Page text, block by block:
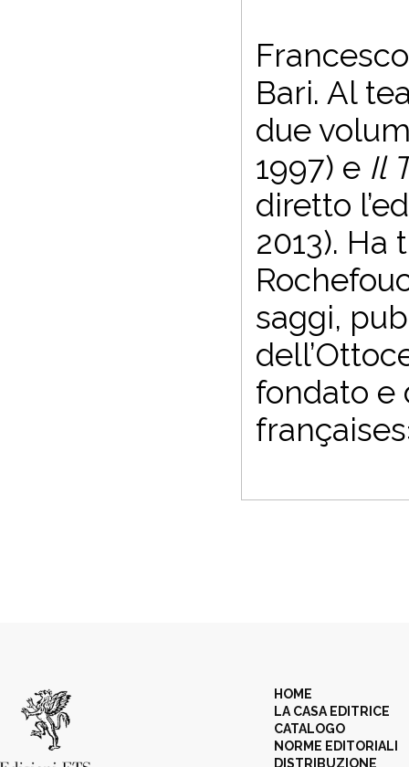
Bari. Al
due
1997) e Il
diretto
2013).
saggi,
fondato e
HOME
LA CASA EDITRICE
CATALOGO
NORME EDITORIALI
DISTRIBUZIONE